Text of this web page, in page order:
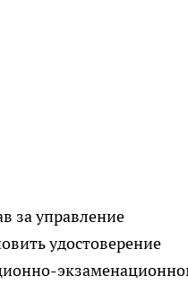
за управление
удостоверение